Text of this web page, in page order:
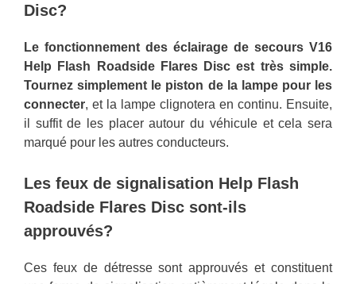
Disc?
Le fonctionnement des éclairage de secours V16
Help Flash Roadside Flares Disc est très simple.
Tournez simplement le piston de la lampe pour les
connecter, et la lampe clignotera en continu. Ensuite,
il suffit de les placer autour du véhicule et cela sera
marqué pour les autres conducteurs.
Les feux de signalisation Help Flash
Roadside Flares Disc sont-ils
approuvés?
Ces feux de détresse sont approuvés et constituent